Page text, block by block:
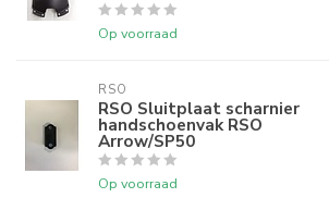
Op voorraad
RSO
RSO Sluitplaat scharnier
handschoenvak RSO
Arrow/SP50
Op voorraad